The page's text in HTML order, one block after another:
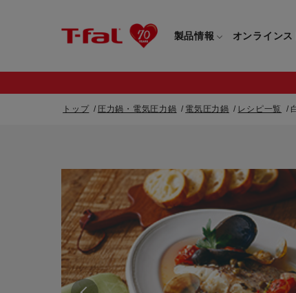
製品情報
すべてのフラ
取っ手つき
取っ手のと
電気ケトル
オンラインス
すべてのフライパン・鍋一覧
取っ手つきフライパン・鍋一覧
取っ手のとれるフライパン・鍋一覧
電気ケトル一覧
重要なお知らせ
トップ 圧力鍋・電気圧力鍋 電気圧力鍋 レシピ一覧